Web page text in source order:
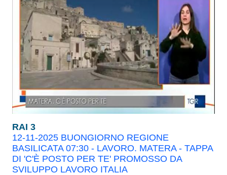
RAI 3
12-11-2025 BUONGIORNO REGIONE
BASILICATA 07:30 - LAVORO. MATERA - TAPPA
DI 'C'È POSTO PER TE' PROMOSSO DA
SVILUPPO LAVORO ITALIA